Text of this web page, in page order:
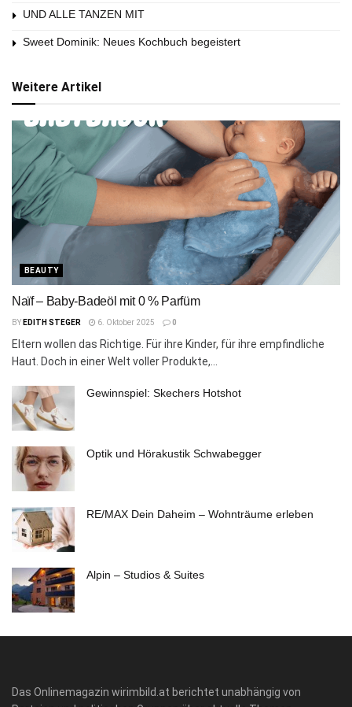
UND ALLE TANZEN MIT
Sweet Dominik: Neues Kochbuch begeistert
Weitere Artikel
BEAUTY
Naïf – Baby-Badeöl mit 0 % Parfüm
BY EDITH STEGER 6. Oktober 2025 0
Eltern wollen das Richtige. Für ihre Kinder, für ihre empfindliche
Haut. Doch in einer Welt voller Produkte,...
Gewinnspiel: Skechers Hotshot
Optik und Hörakustik Schwabegger
RE/MAX Dein Daheim – Wohnträume erleben
Alpin – Studios & Suites
Das Onlinemagazin wirimbild.at berichtet unabhängig von